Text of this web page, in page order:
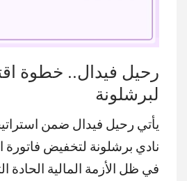
MUTE
رحيل فيدال.. خطوة
لبرشلونة
يأتي رحيل فيدال ضمن
نادي برشلونة لتخفيض فاتورة
في ظل الأزمة المالية الحادة